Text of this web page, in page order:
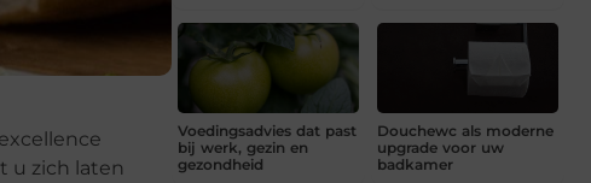
u zich laten
Voedingsadvies dat past
bij werk, gezin en
gezondheid
Douchewc als moderne
upgrade voor uw
badkamer